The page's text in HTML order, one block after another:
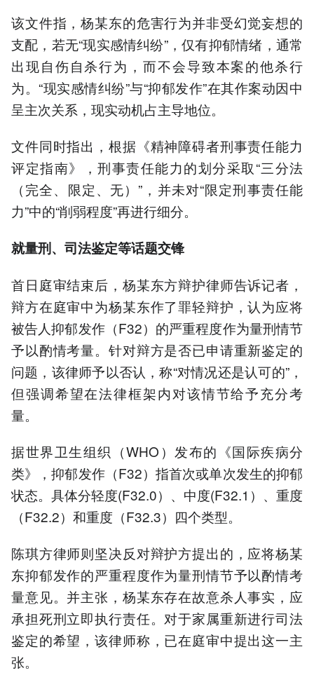
该文件指，杨某东的危害行为并非受幻觉妄想的
支配，若无“现实感情纠纷”，仅有抑郁情绪，通常
出现自伤自杀行为，而不会导致本案的他杀行
为。“现实感情纠纷”与“抑郁发作”在其作案动因中
呈主次关系，现实动机占主导地位。
文件同时指出，根据《精神障碍者刑事责任能力
评定指南》，刑事责任能力的划分采取“三分法
（完全、限定、无）”，并未对“限定刑事责任能
力”中的“削弱程度”再进行细分。
就量刑、司法鉴定等话题交锋
首日庭审结束后，杨某东方辩护律师告诉记者，
辩方在庭审中为杨某东作了罪轻辩护，认为应将
被告人抑郁发作（F32）的严重程度作为量刑情节
予以酌情考量。针对辩方是否已申请重新鉴定的
问题，该律师予以否认，称“对情况还是认可的”，
但强调希望在法律框架内对该情节给予充分考
量。
据世界卫生组织（WHO）发布的《国际疾病分
类》，抑郁发作（F32）指首次或单次发生的抑郁
状态。具体分轻度(F32.0）、中度(F32.1）、重度
（F32.2）和重度（F32.3）四个类型。
陈琪方律师则坚决反对辩护方提出的，应将杨某
东抑郁发作的严重程度作为量刑情节予以酌情考
量意见。并主张，杨某东存在故意杀人事实，应
承担死刑立即执行责任。对于家属重新进行司法
鉴定的希望，该律师称，已在庭审中提出这一主
张。